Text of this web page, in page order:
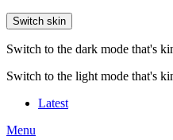
Switch skin
Switch to the dark mode that's
Switch to the light mode that's
Latest
Menu